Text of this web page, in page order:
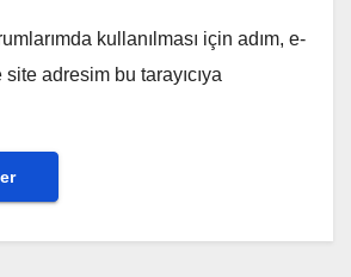
kullanılması için adım, e-
adresim bu tarayıcıya